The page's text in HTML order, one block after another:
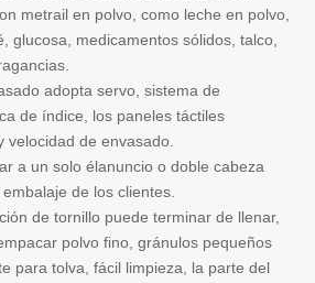
metrail en polvo, como leche en polvo,
glucosa, medicamentos sólidos, talco,
adopta servo, sistema de
de índice, los paneles táctiles
de envasado.
a un solo élanuncio o doble cabeza
de los clientes.
de tornillo puede terminar de llenar,
polvo fino, gránulos pequeños
para tolva, fácil limpieza, la parte del